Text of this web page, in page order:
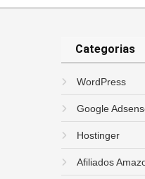
Categorias
WordPress
Google
Hostinger
Afiliados